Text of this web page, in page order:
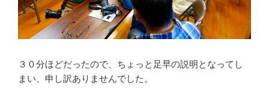
３０分ほどだったので、ちょっと足早の説明となってし
まい、申し訳ありませんでした。